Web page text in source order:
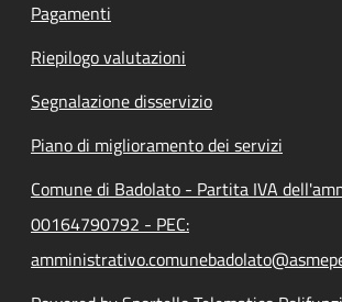
Pagamenti
Riepilogo valutazioni
Segnalazione disservizio
Piano di miglioramento dei servizi
Comune di Badolato - Partita IVA
00164790792 - PEC: